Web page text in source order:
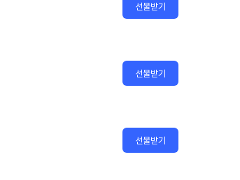
선물받기
선물받기
선물받기